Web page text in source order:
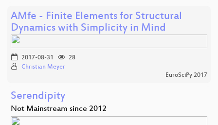
AMfe - Finite Elements for Structural
Dynamics with Simplicity in Mind
2017-08-31
28
Christian Meyer
EuroSciPy 2017
Serendipity
Not Mainstream since 2012